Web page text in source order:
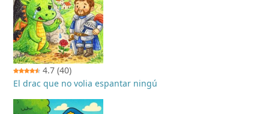
4.7 (40)
El drac que no volia espantar ningú